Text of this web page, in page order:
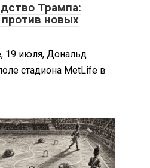
Трампа:
новых
19 июля, Дональд
стадиона MetLife в